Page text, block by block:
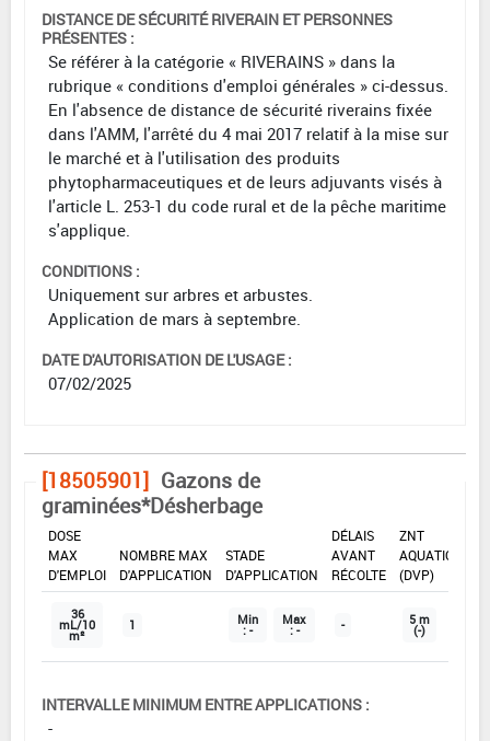
DISTANCE DE SÉCURITÉ RIVERAIN ET PERSONNES
PRÉSENTES :
Se référer à la catégorie « RIVERAINS » dans la
rubrique « conditions d'emploi générales » ci-dessus.
En l'absence de distance de sécurité riverains fixée
dans l'AMM, l'arrêté du 4 mai 2017 relatif à la mise sur
le marché et à l'utilisation des produits
phytopharmaceutiques et de leurs adjuvants visés à
l'article L. 253-1 du code rural et de la pêche maritime
s'applique.
CONDITIONS :
Uniquement sur arbres et arbustes.
Application de mars à septembre.
DATE D'AUTORISATION DE L'USAGE :
07/02/2025
[18505901] Gazons de
graminées*Désherbage
DOSE
MAX
D'EMPLOI
NOMBRE MAX
D'APPLICATION
STADE
D'APPLICATION
DÉLAIS
AVANT
RÉCOLTE
ZNT
AQUATIQUE
(DVP)
36
mL/10
m²
1 Min
: -
Max
: - - 5 m
(-)
INTERVALLE MINIMUM ENTRE APPLICATIONS :
-